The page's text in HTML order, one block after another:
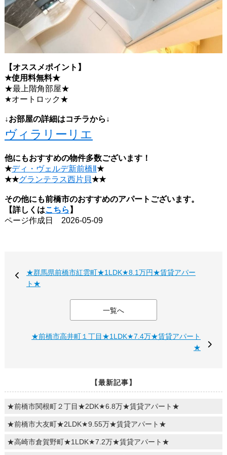
【オススメポイント】
★使用料無料★
★最上階角部屋★
★オートロック★
↓お部屋の詳細はコチラから↓
ヴィラリーリエ
他にもおすすめの物件多数ございます！
★ディ・ヴェルデ新前橋Ⅱ ★
★★グランテラス西片貝★★
その他にも前橋市のおすすめのアパートございます。
【詳しくはこちら 】
ページ作成日 2026-05-09
★群馬県前橋市紅雲町★1LDK★8.1万円★賃貸アパー
ト★
一覧へ
★前橋市高井町１丁目★1LDK★7.4万★賃貸アパート
★
【最新記事】
★前橋市関根町２丁目★2DK★6.8万★賃貸アパート★
★前橋市大友町★2LDK★9.55万★賃貸アパート★
★高崎市倉賀野町★1LDK★7.2万★賃貸アパート★